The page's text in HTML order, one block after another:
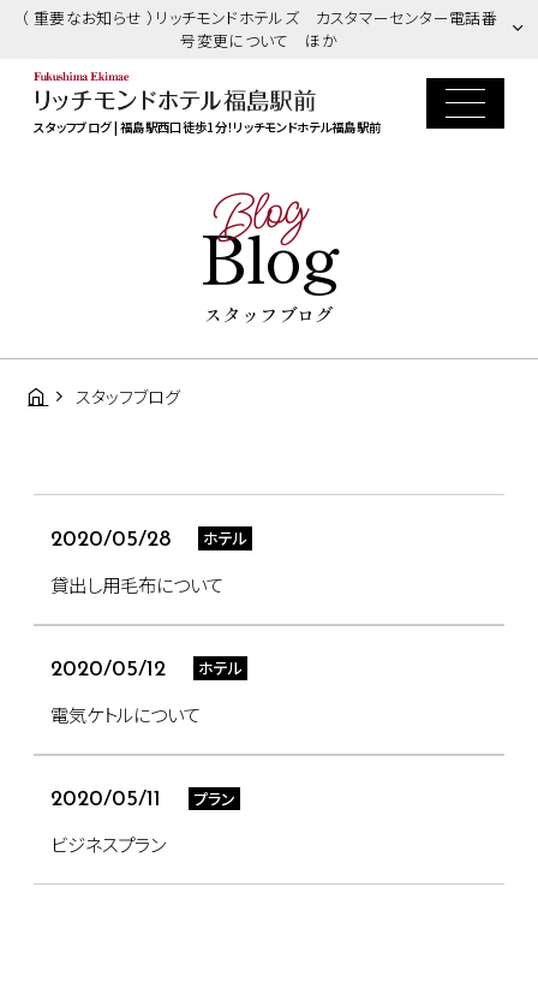
（ 重要なお知らせ ）リッチモンドホテルズ カスタマーセンター電話番
号変更について ほか
スタッフブログ | 福島駅西口徒歩1分！リッチモンドホテル福島駅前
Blog
Blog
スタッフブログ
スタッフブログ
2020/05/28 ホテル
貸出し用毛布について
2020/05/12 ホテル
電気ケトルについて
2020/05/11 プラン
ビジネスプラン